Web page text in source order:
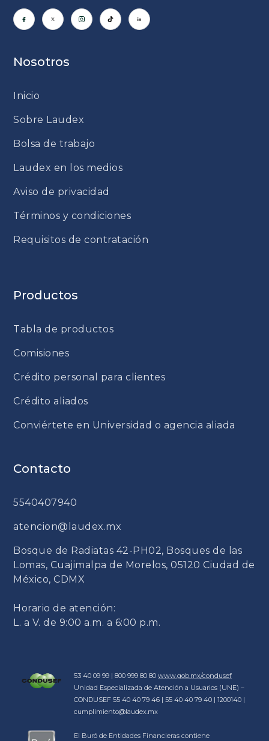
Nosotros
Inicio
Sobre Laudex
Bolsa de trabajo
Laudex en los medios
Aviso de privacidad
Términos y condiciones
Requisitos de contratación
Productos
Tabla de productos
Comisiones
Crédito personal para clientes
Crédito aliados
Conviértete en Universidad o agencia aliada
Contacto
5540407940
atencion@laudex.mx
Bosque de Radiatas 42-PH02, Bosques de las
Lomas, Cuajimalpa de Morelos, 05120 Ciudad de
México, CDMX
Horario de atención:
L. a V. de 9:00 a.m. a 6:00 p.m.
53 40 09 99 | 800 999 80 80www.gob.mx/condusef
Unidad Especializada de Atención a Usuarios (UNE) –
CONDUSEF 55 40 40 79 46 | 55 40 40 79 40 | 1200140 |
cumplimiento@laudex.mx
El Buró de Entidades Financieras contiene